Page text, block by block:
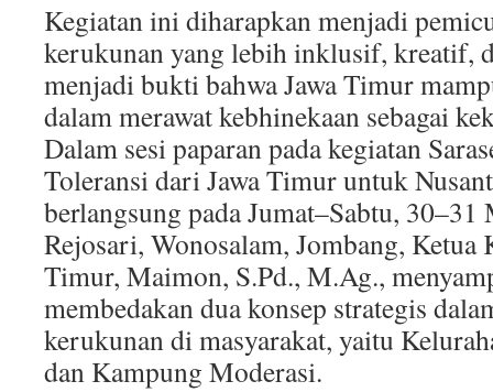
Kegiatan ini diharapkan menjadi
kerukunan yang lebih inklusif, kreatif,
menjadi bukti bahwa Jawa Timur
dalam merawat kebhinekaan sebagai
Dalam sesi paparan pada kegiatan
Toleransi dari Jawa Timur untuk
berlangsung pada Jumat–Sabtu,
Rejosari, Wonosalam, Jombang, Ketua
Timur, Maimon, S.Pd., M.Ag.,
membedakan dua konsep strategis
kerukunan di masyarakat, yaitu
dan Kampung Moderasi.